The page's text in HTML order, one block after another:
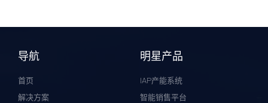
导航
首页
解决方案
明星产品
IAP产能系统
智能销售平台